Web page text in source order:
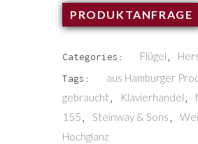
PRODUKTANFRAGE
Categories: Flügel,
Tags: aus Hamburger
gebraucht, Klavierhandel,
155, Steinway & Sons,
Hochglanz